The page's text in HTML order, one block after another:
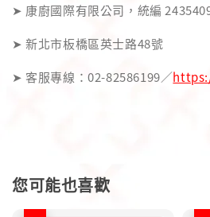
➤ 康廚國際有限公司，統編
➤ 新北市板橋區英士路48號
➤ 客服專線：02-82586199／
您可能也喜歡